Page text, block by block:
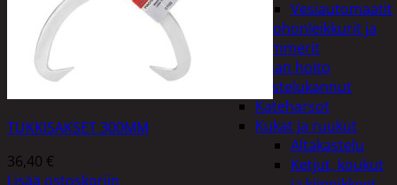
Vesiautomaatit
Ruohonleikkurit ja
trimmerit
Puutarhan hoito
Kastelukannut
Kateharsot
Kukat ja ruukut
Altakastelu
Ketjut, koukut
TUKKISAKSET 300MM
36,40 €
Lisää ostoskoriin